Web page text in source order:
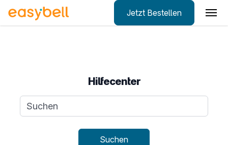
Jetzt Bestellen
Hilfecenter
Suchanfrage
Suchen